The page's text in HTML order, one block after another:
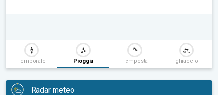
Temporale Pioggia Tempesta ghiaccio
Radar meteo